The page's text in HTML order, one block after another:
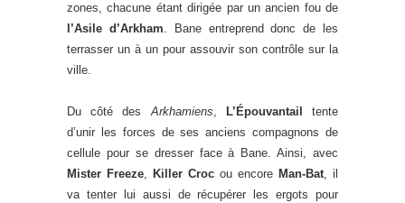
zones, chacune étant dirigée par un ancien fou de
l’Asile d’Arkham. Bane entreprend donc de les
terrasser un à un pour assouvir son contrôle sur la
ville.
Du côté desArkhamiens, L’Épouvantail
tente
d’unir les forces de ses anciens compagnons de
cellule pour se dresser face à Bane. Ainsi, avec
Mister Freeze, Killer Croc ou encore Man-Bat, il
va tenter lui aussi de récupérer les ergots pour